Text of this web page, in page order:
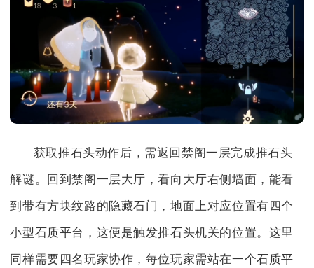
获取推石头动作后，需返回禁阁一层完成推石头
解谜。回到禁阁一层大厅，看向大厅右侧墙面，能看
到带有方块纹路的隐藏石门，地面上对应位置有四个
小型石质平台，这便是触发推石头机关的位置。这里
同样需要四名玩家协作，每位玩家需站在一个石质平